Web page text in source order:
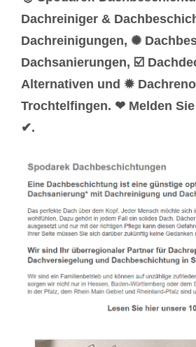
Dachreiniger &
Dachreinigungen, ✺
Dachsanierungen, ☑️
Alternativen und ✹
Trochtelfingen. ❤ Melden
✔.